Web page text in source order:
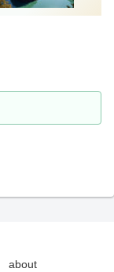
about